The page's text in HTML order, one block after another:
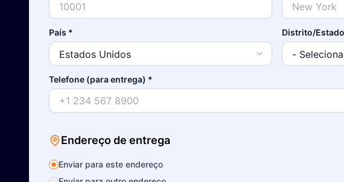
País * Distrito/Estado
Telefone (para entrega) *
Endereço de entrega
Enviar para este endereço